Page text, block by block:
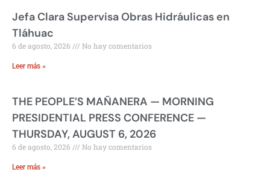
Jefa Clara Supervisa Obras Hidráulicas en
Tláhuac
6 de agosto, 2026 No hay comentarios
Leer más »
THE PEOPLE’S MAÑANERA — MORNING
PRESIDENTIAL PRESS CONFERENCE —
THURSDAY, AUGUST 6, 2026
6 de agosto, 2026 No hay comentarios
Leer más »